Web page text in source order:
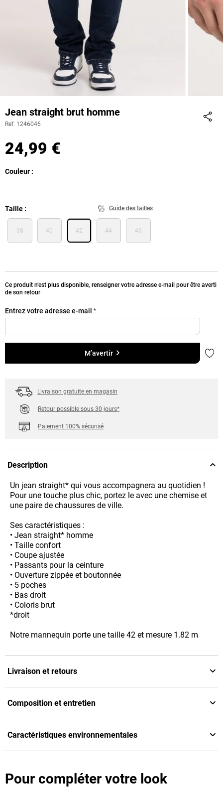
Jean straight brut homme
Ref. 1246046
24,99 €
Couleur
Taille Guide des tailles
38 40 42 44 46
Ce produit n’est plus disponible, renseigner votre adresse e-mail pour être averti
de son retour
Entrez votre adresse e-mail *
M’avertir
Livraison gratuite en magasin
Retour possible sous 30 jours*
Paiement 100% sécurisé
Description
Un jean straight* qui vous accompagnera au quotidien !
Pour une touche plus chic, portez le avec une chemise et
une paire de chaussures de ville.
Ses caractéristiques :
• Jean straight* homme
• Taille confort
• Coupe ajustée
• Passants pour la ceinture
• Ouverture zippée et boutonnée
• 5 poches
• Bas droit
• Coloris brut
*droit
Notre mannequin porte une taille 42 et mesure 1.82 m
Livraison et retours
Composition et entretien
Caractéristiques environnementales
Pour compléter votre look